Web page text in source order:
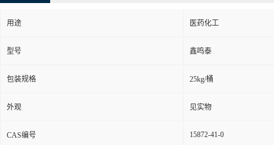
用途 医药化工
型号 鑫鸣泰
包装规格 25kg/桶
外观 见实物
CAS编号 15872-41-0